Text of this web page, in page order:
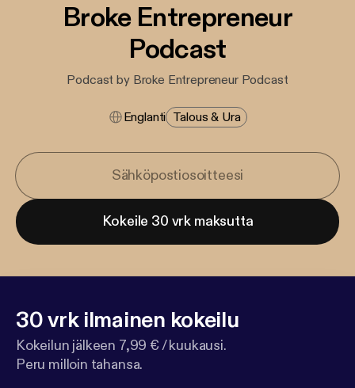
Broke Entrepreneur
Podcast
Podcast by Broke Entrepreneur Podcast
Englanti Talous & Ura
Kokeile 30 vrk maksutta
30 vrk ilmainen kokeilu
Kokeilun jälkeen 7,99 € / kuukausi.
Peru milloin tahansa.